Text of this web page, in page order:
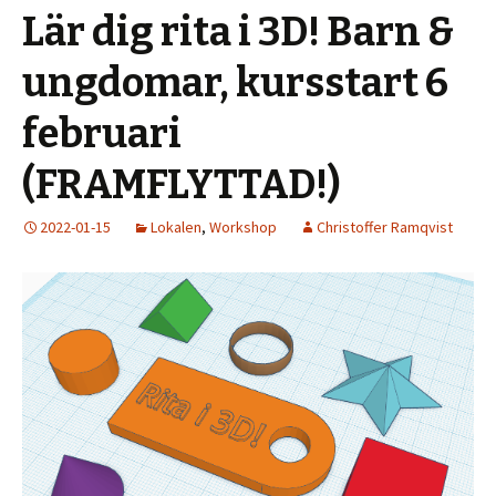
Lär dig rita i 3D! Barn &
ungdomar, kursstart 6
februari
(FRAMFLYTTAD!)
2022-01-15 Lokalen, Workshop Christoffer Ramqvist